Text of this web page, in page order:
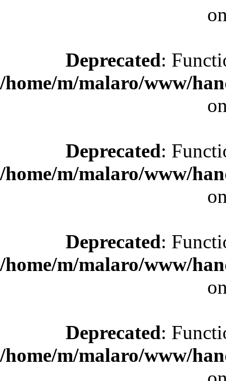
Deprecated:
/home/m/malaro/www/
Deprecated:
/home/m/malaro/www/
Deprecated:
/home/m/malaro/www/
Deprecated:
/home/m/malaro/www/